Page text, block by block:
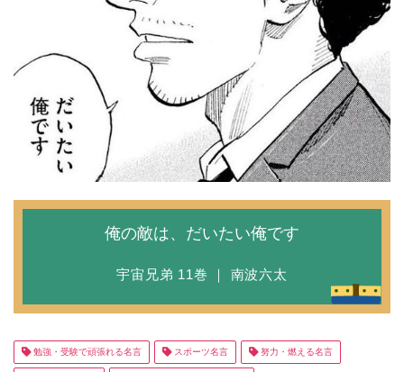
俺の敵は、だいたい俺です
宇宙兄弟 11巻 ｜ 南波六太
勉強・受験で頑張れる名言 スポーツ名言 努力・燃える名言